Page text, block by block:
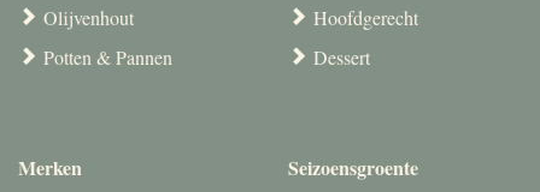
Olijvenhout
Potten & Pannen
Merken
Hoofdgerecht
Dessert
Seizoensgroente